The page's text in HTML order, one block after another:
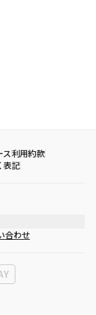
利用約款
表記
成洞、coex)
合わせ